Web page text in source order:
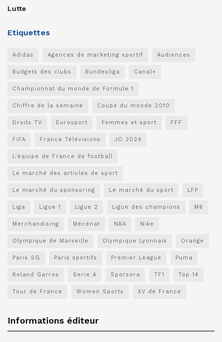
Lutte
Etiquettes
Adidas Agences de marketing sportif Audiences
Budgets des clubs Bundesliga Canal+
Championnat du monde de Formule 1
Chiffre de la semaine Coupe du monde 2010
Droits TV Eurosport Femmes et sport FFF
FIFA France Télévisions JO 2024
L'équipe de France de football
Le marché des articles de sport
Le marché du sponsoring Le marché du sport LFP
Liga Ligue 1 Ligue 2 Ligue des champions M6
Merchandising Mécénat NBA Nike
Olympique de Marseille Olympique Lyonnais Orange
Paris SG Paris sportifs Premier League Puma
Roland Garros Serie A Sporsora TF1 Top 14
Tour de France Women Sports XV de France
Informations éditeur